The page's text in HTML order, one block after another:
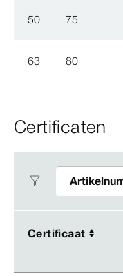
50 75
63 80
Certificaten
Certificaat
Certificaat